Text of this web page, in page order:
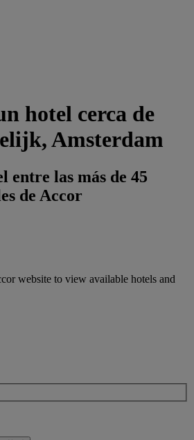
hotel cerca de
Amsterdam
entre las más de 45
de Accor
website to view available hotels and